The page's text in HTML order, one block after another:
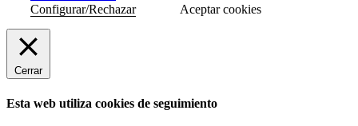
Configurar/Rechazar
Aceptar cookies
Cerrar
Esta web utiliza cookies de seguimiento